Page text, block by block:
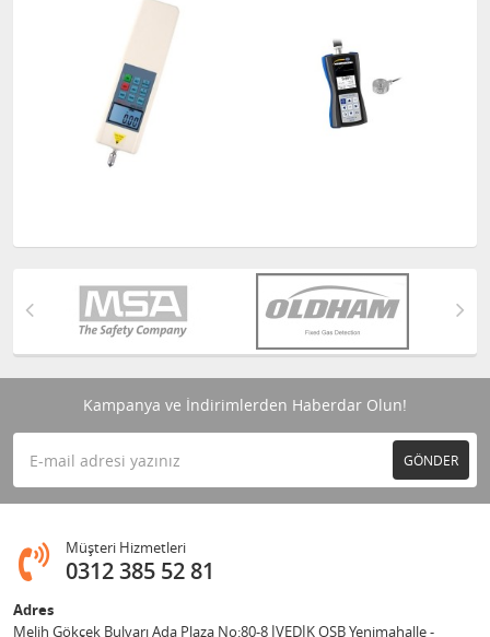
Kampanya ve İndirimlerden Haberdar Olun!
GÖNDER
Müşteri Hizmetleri
0312 385 52 81
Adres
Melih Gökçek Bulvarı Ada Plaza No:80-8 İVEDİK OSB Yenimahalle -